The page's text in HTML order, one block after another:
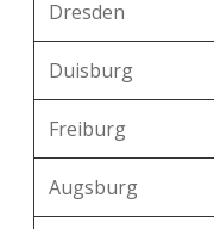
Dresden
Duisburg
Freiburg
Augsburg